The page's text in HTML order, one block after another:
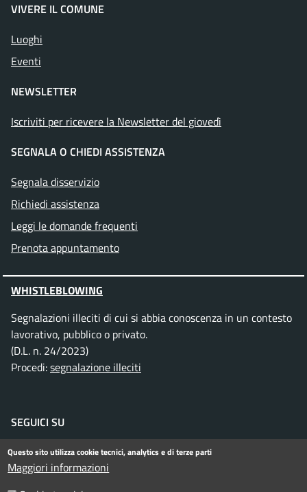
VIVERE IL COMUNE
Luoghi
Eventi
NEWSLETTER
Iscriviti per ricevere la Newsletter del giovedì
SEGNALA O CHIEDI ASSISTENZA
Segnala disservizio
Richiedi assistenza
Leggi le domande frequenti
Prenota appuntamento
WHISTLEBLOWING
Segnalazioni illeciti di cui si abbia conoscenza in un contesto
lavorativo, pubblico o privato.
(D.L. n. 24/2023)
Procedi:segnalazione illeciti
SEGUICI SU
Facebook
Instagram
Telegram
TwitterWhatsApp
YouTube
Questo sito utilizza cookie tecnici, analytics e di terze parti
Maggiori informazioni